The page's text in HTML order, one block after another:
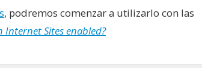
, podremos comenzar a utilizarlo con las
Internet Sites enabled?